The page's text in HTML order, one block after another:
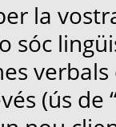
la
sóc
(ús de